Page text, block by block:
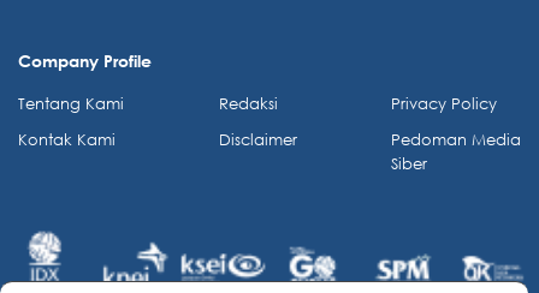
Company Profile
Tentang Kami
Kontak Kami
Redaksi
Disclaimer
Privacy Policy
Pedoman Media
Siber